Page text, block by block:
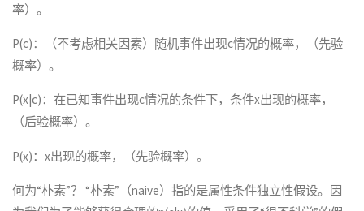
率）。
P(c)：（不考虑相关因素）随机事件出现c情况的概率，（先验
概率）。
P(x|c)：在已知事件出现c情况的条件下，条件x出现的概率，
（后验概率）。
P(x)：x出现的概率，（先验概率）。
何为“朴素”？ “朴素”（naive）指的是属性条件独立性假设。因